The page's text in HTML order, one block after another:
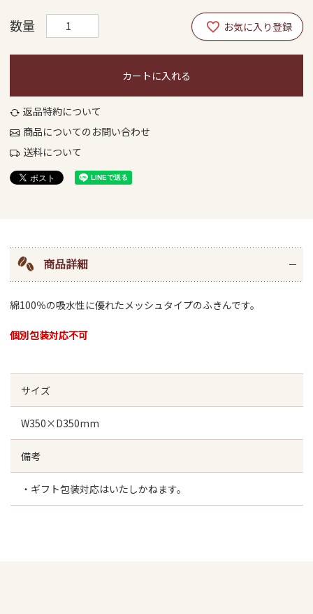
カートに入れる
返品特約について
商品についてのお問い合わせ
送料について
商品詳細
綿100％の吸水性に優れたメッシュタイプのふきんです。
個別包装対応不可
サイズ
W350×D350mm
備考
・ギフト包装対応はいたしかねます。